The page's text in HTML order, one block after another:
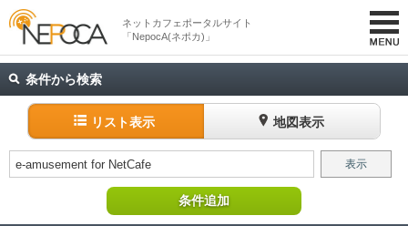
ネットカフェポータルサイト
「NepocA(ネポカ)」
条件から検索
リスト表示 地図表示
e-amusement for NetCafe 表示
条件追加